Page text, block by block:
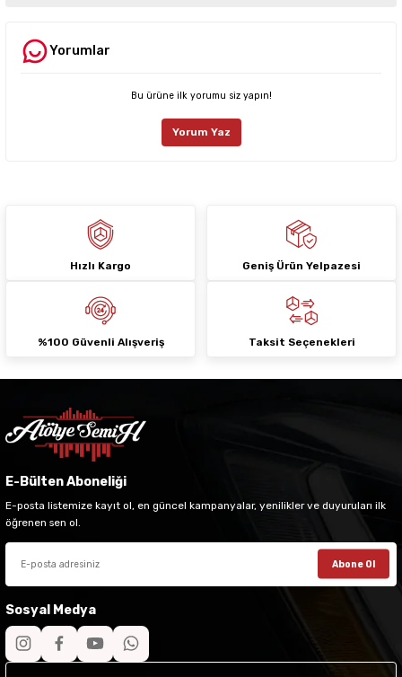
Ürün resmi kalitesiz, bozuk veya görüntülenemiyor.
Ürün fiyatı diğer sitelerden daha pahalı.
Deneyimini Paylaş
Yorumlar
Bu ürüne ilk yorumu siz yapın!
Yorum Yaz
Hızlı Kargo Geniş Ürün Yelpazesi
%100 Güvenli Alışveriş Taksit Seçenekleri
E-Bülten Aboneliği
E-posta listemize kayıt ol, en güncel kampanyalar, yenilikler ve duyuruları ilk
öğrenen sen ol.
Abone Ol
Sosyal Medya